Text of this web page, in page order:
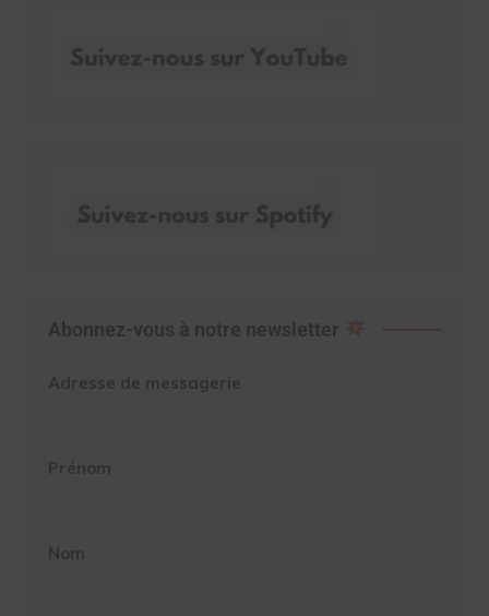
Abonnez-vous à notre newsletter
Adresse de messagerie
Prénom
Nom